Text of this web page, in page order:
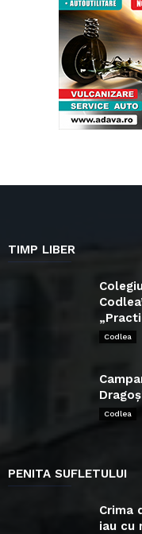
TIMP LIBER
Codlea
Codlea
PENITA SUFLETULUI
Crima
iau cu